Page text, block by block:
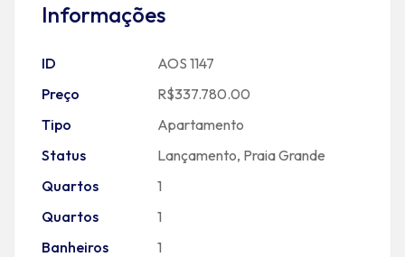
Informações
ID
AOS 1147
Preço
R$337.780.00
Tipo
Apartamento
Status
Lançamento, Praia Grande
Quartos
1
Quartos
1
Banheiros
1